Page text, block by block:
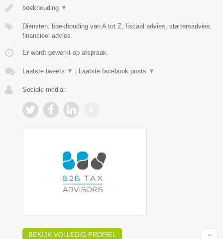
boekhouding ▼
Diensten: boekhouding van A tot Z, fiscaal advies, startersadvies,
financieel advies
Er wordt gewerkt op afspraak.
Laatste tweets ▼ Laatste facebook posts ▼
Sociale media:
BEKIJK VOLLEDIG PROFIEL